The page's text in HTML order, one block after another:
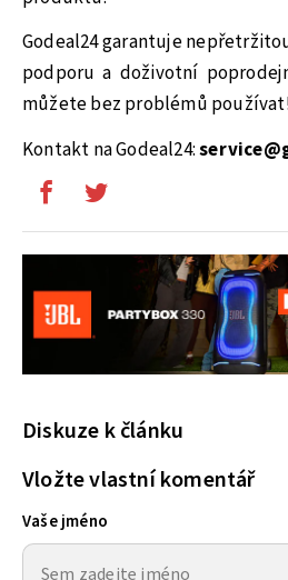
Godeal24 garantuje
podporu a doživotní
můžete bez problémů
Kontakt na Godeal24:
Diskuze k článku
Vložte vlastní komentář
Vaše jméno